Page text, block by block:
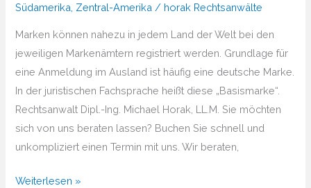
Südamerika Zentral-Amerika / horak Rechtsanwälte
Marken können nahezu in jedem Land der Welt bei den
jeweiligen Markenämtern registriert werden. Grundlage für
eine Anmeldung im Ausland ist häufig eine deutsche Marke.
In der juristischen Fachsprache heißt diese „Basismarke“.
Rechtsanwalt Dipl.-Ing. Michael Horak, LL.M. Sie möchten
sich von uns beraten lassen? Buchen Sie schnell und
unkompliziert einen Termin mit uns. Wir beraten,
Von
Weiterlesen »